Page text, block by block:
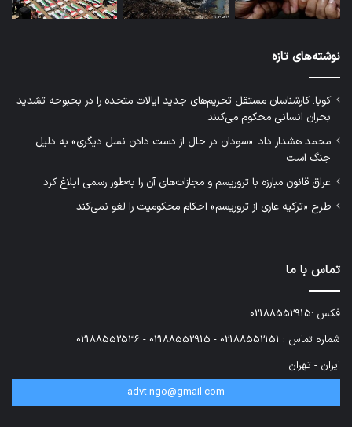
نوشته‌های تازه
کوبا: کارشناسان مستقل تحریم‌های جدید ایالات متحده را در بحبوحه تشدید
بحران انسانی محکوم می‌کنند
محمد هشدار داد: «سودان در حال از دست دادن نسل دیگری» به دلیل
جنگ است
عراق قانون مبارزه با تروریسم و مجازات‌های آن را به‌طور رسمی ابلاغ کرد
طرح «ترکیه عاری از تروریسم» احکام محکومیت را لغو نمی‌کند
تماس با ما
فکس :02188552915
شماره تماس : 02188552151 - 02188552915 - 02188552536
ایران - تهران
advt.ngo@gmail.com